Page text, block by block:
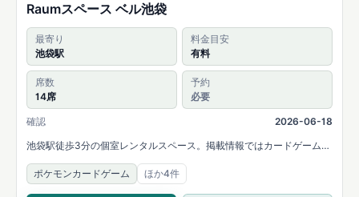
Raumスペース ベル池袋
最寄り
池袋駅
料金目安
有料
席数
14席
予約
必要
確認
2026-06-18
池袋駅徒歩3分の個室レンタルスペース。掲載情報ではカードゲームや
ボードゲームが充実していると案内され、14名まで利用できます。
ポケモンカードゲーム
ほか4件